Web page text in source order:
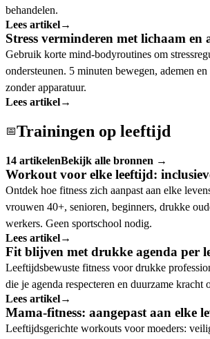
behandelen.
Lees artikel→
Stress verminderen met lichaam en
Gebruik korte mind-bodyroutines om
ondersteunen. 5 minuten bewegen, ademen
zonder apparatuur.
Lees artikel→
📅Trainingen op leeftijd
14 artikelenBekijk alle bronnen →
Workout voor elke leeftijd:
Ontdek hoe fitness zich aanpast aan elke
vrouwen 40+, senioren, beginners, drukke
werkers. Geen sportschool nodig.
Lees artikel→
Fit blijven met drukke agenda per
Leeftijdsbewuste fitness voor drukke
die je agenda respecteren en duurzame kracht
Lees artikel→
Mama-fitness: aangepast aan elke
Leeftijdsgerichte workouts voor moeders: